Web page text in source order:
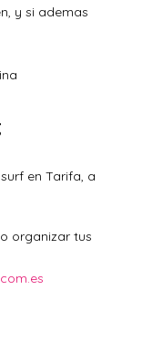
y si ademas
en Tarifa, a
organizar tus